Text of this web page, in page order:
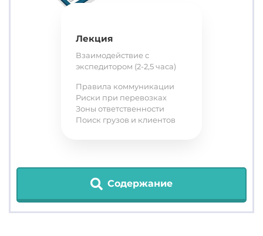
Лекция
Взаимодействие с
экспедитором (2-2,5 часа)
Правила коммуникации
Риски при перевозках
Зоны ответственности
Поиск грузов и клиентов
Содержание